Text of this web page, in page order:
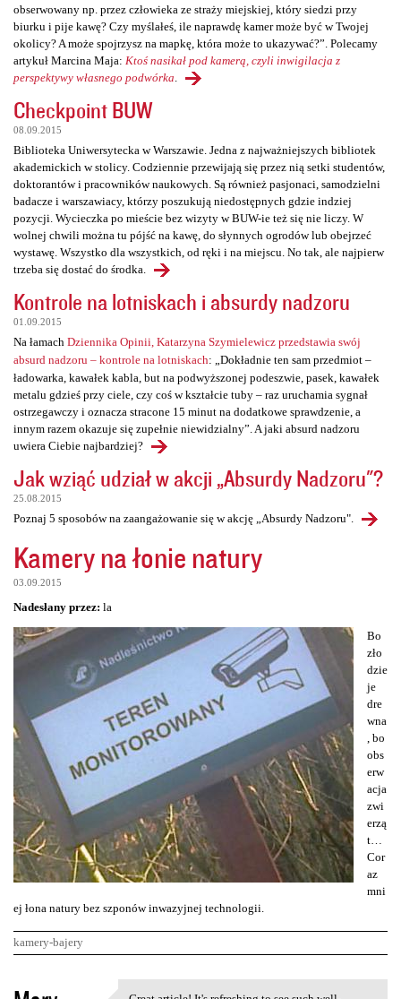
obserwowany np. przez człowieka ze straży miejskiej, który siedzi przy
biurku i pije kawę? Czy myślałeś, ile naprawdę kamer może być w Twojej
okolicy? A może spojrzysz na mapkę, która może to ukazywać?”. Polecamy
artykuł Marcina Maja: Ktoś nasikał pod kamerą, czyli inwigilacja z
perspektywy własnego podwórka
Checkpoint BUW
08.09.2015
Biblioteka Uniwersytecka w Warszawie. Jedna z najważniejszych bibliotek
akademickich w stolicy. Codziennie przewijają się przez nią setki studentów,
doktorantów i pracowników naukowych. Są również pasjonaci, samodzielni
badacze i warszawiacy, którzy poszukują niedostępnych gdzie indziej
pozycji. Wycieczka po mieście bez wizyty w BUW-ie też się nie liczy. W
wolnej chwili można tu pójść na kawę, do słynnych ogrodów lub obejrzeć
wystawę. Wszystko dla wszystkich, od ręki i na miejscu. No tak, ale najpierw
trzeba się dostać do środka.
Kontrole na lotniskach i absurdy nadzoru
01.09.2015
Na łamach Dziennika Opinii, Katarzyna Szymielewicz przedstawia swój
absurd nadzoru – kontrole na lotniskach: „Dokładnie ten sam przedmiot –
ładowarka, kawałek kabla, but na podwyższonej podeszwie, pasek, kawałek
metalu gdzieś przy ciele, czy coś w kształcie tuby – raz uruchamia sygnał
ostrzegawczy i oznacza stracone 15 minut na dodatkowe sprawdzenie, a
innym razem okazuje się zupełnie niewidzialny”. A jaki absurd nadzoru
uwiera Ciebie najbardziej?
Jak wziąć udział w akcji „Absurdy Nadzoru"?
25.08.2015
Poznaj 5 sposobów na zaangażowanie się w akcję „Absurdy Nadzoru".
Kamery na łonie natury
03.09.2015
Nadesłany przez: la
Bo
zło
dzie
je
dre
wna
, bo
obs
erw
acja
zwi
erzą
t…
Cor
az
mni
ej łona natury bez szponów inwazyjnej technologii.
kamery-bajery
K